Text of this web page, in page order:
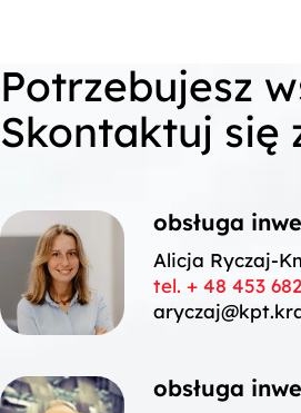
Potrzebujesz
Skontaktuj się
obsługa
Alicja Ryczaj-
tel. + 48453
obsługa